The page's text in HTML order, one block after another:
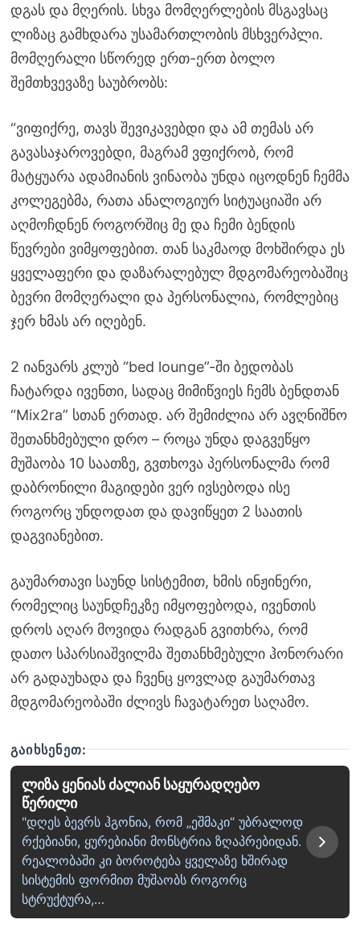
დგას და მღერის. სხვა მომღერლების მსგავსაც
ლიზაც გამხდარა უსამართლობის მსხვერპლი.
მომღერალი სწორედ ერთ-ერთ ბოლო
შემთხვევაზე საუბრობს:
“ვიფიქრე, თავს შევიკავებდი და ამ თემას არ
გავასაჯაროვებდი, მაგრამ ვფიქრობ, რომ
მატყუარა ადამიანის ვინაობა უნდა იცოდნენ ჩემმა
კოლეგებმა, რათა ანალოგიურ სიტუაციაში არ
აღმოჩდნენ როგორშიც მე და ჩემი ბენდის
წევრები ვიმყოფებით. თან საკმაოდ მოხშირდა ეს
ყველაფერი და დაზარალებულ მდგომარეობაშიც
ბევრი მომღერალი და პერსონალია, რომლებიც
ჯერ ხმას არ იღებენ.
2 იანვარს კლუბ “bed lounge”-ში ბედობას
ჩატარდა ივენთი, სადაც მიმიწვიეს ჩემს ბენდთან
“Mix2ra” სთან ერთად. არ შემიძლია არ ავღნიშნო
შეთანხმებული დრო – როცა უნდა დაგვეწყო
მუშაობა 10 საათზე, გვთხოვა პერსონალმა რომ
დაბრონილი მაგიდები ვერ ივსებოდა ისე
როგორც უნდოდათ და დავიწყეთ 2 საათის
დაგვიანებით.
გაუმართავი საუნდ სისტემით, ხმის ინჟინერი,
რომელიც საუნდჩეკზე იმყოფებოდა, ივენთის
დროს აღარ მოვიდა რადგან გვითხრა, რომ
დათო სპარსიაშვილმა შეთანხმებული ჰონორარი
არ გადაუხადა და ჩვენც ყოვლად გაუმართავ
მდგომარეობაში ძლივს ჩავატარეთ საღამო.
ᲒᲐᲘᲮᲡᲔᲜᲔᲗ:
ლიზა ყენიას ძალიან საყურადღებო
წერილი
"დღეს ბევრს ჰგონია, რომ „ეშმაკი“ უბრალოდ
რქებიანი, ყურებიანი მონსტრია ზღაპრებიდან.
რეალობაში კი ბოროტება ყველაზე ხშირად
სისტემის ფორმით მუშაობს როგორც
სტრუქტურა,…